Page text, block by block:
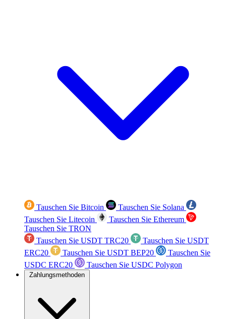
Tauschen Sie Bitcoin
Tauschen Sie Solana
Tauschen Sie Litecoin
Tauschen Sie Ethereum
Tauschen Sie TRON
Tauschen Sie USDT TRC20
Tauschen Sie USDT
ERC20
Tauschen Sie USDT BEP20
Tauschen Sie
USDC ERC20
Tauschen Sie USDC Polygon
Zahlungsmethoden